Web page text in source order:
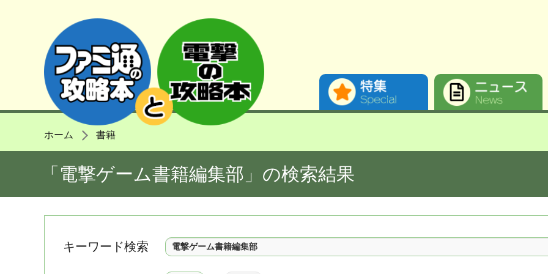
ホーム 書籍
「電撃ゲーム書籍編集部」の検索結果
キーワード検索